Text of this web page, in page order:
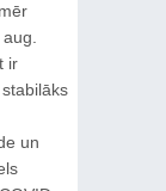
ir
un